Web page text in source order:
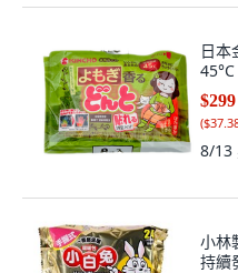
日本
$299
(
8/13
小林
持續